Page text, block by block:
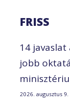
FRISS
14
jobb
2026. augusztus 9.